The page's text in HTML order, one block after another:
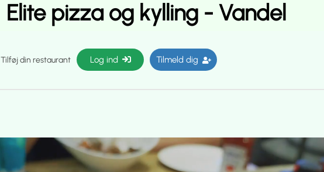
Elite pizza og kylling - Vandel
Tilføj din restaurant Log ind Tilmeld dig